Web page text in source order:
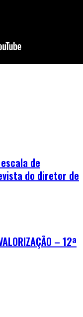
de
do diretor de
– 12ª